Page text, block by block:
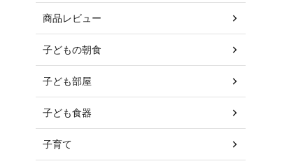
商品レビュー
子どもの朝食
子ども部屋
子ども食器
子育て